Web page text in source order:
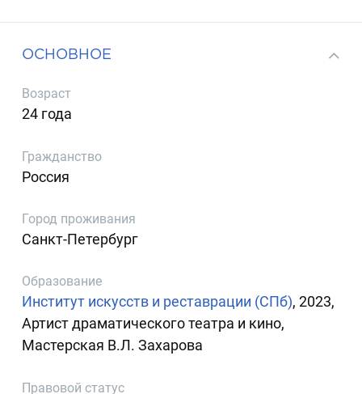
ОСНОВНОЕ
Возраст
24 года
Гражданство
Россия
Город проживания
Санкт-Петербург
Образование
Институт искусств и реставрации (СПб), 2023,
Артист драматического театра и кино,
Мастерская В.Л. Захарова
Правовой статус